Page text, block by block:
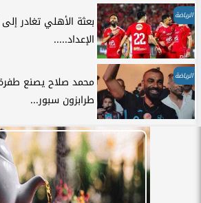
الرياضة
بعثة الأهلي تغادر
الإعداد.....
الرياضة
محمد صلاح يصنع
طرابزون سبور...